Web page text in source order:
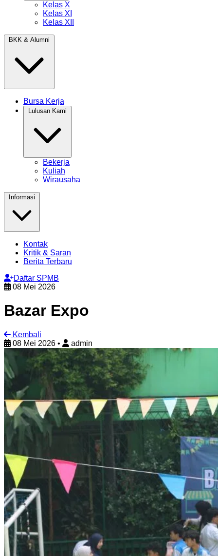
Kelas X
Kelas XI
Kelas XII
Bursa Kerja
Bekerja
Kuliah
Wirausaha
Kontak
Kritik & Saran
Berita Terbaru
Daftar SPMB
08 Mei 2026
Bazar Expo
Kembali
08 Mei 2026 • admin